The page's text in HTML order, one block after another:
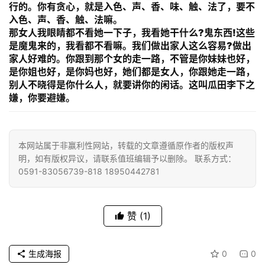
资
讯
八
僧
音
高
僧
心
乐
行的。你有贪心，就是入色、声、香、味、触、法了，要不
入色、声、香、触、法嘛。
那女人我眼睛都不看她一下子，我看她干什么?鬼东西!这些
是魔鬼来的，我看都不看嘛。我们做出家人这么容易?做出
家人好难的。你跟到那个女的走一路，不管是你妹妹也好，
是你姐也好，是你妈也好，她们都是女人，你跟她走一路，
别人不晓得是你什么人，就要讲你的闲话。这叫瓜田李下之
嫌，你要避嫌。
本网站属于非赢利性网站，转载的文章遵循原作者的版权声
明，如有版权异议，请联系值班编辑予以删除。 联系方式：
0591-83056739-818 18950442781
赞 (1)
0 0
生成海报